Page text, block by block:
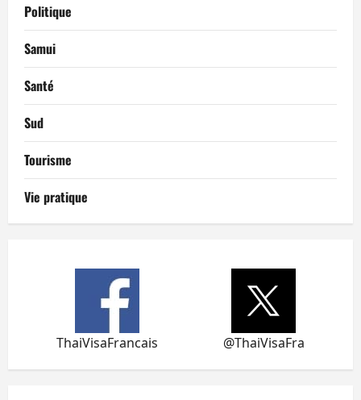
Politique
Samui
Santé
Sud
Tourisme
Vie pratique
ThaiVisaFrancais @ThaiVisaFra